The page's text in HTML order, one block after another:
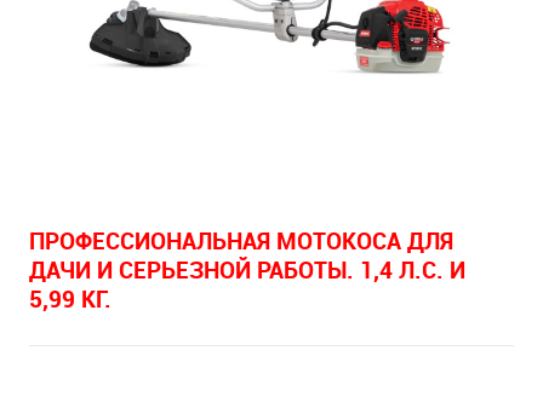
ПРОФЕССИОНАЛЬНАЯ МОТОКОСА ДЛЯ
ДАЧИ И СЕРЬЕЗНОЙ РАБОТЫ. 1,4 Л.С. И
5,99 КГ.